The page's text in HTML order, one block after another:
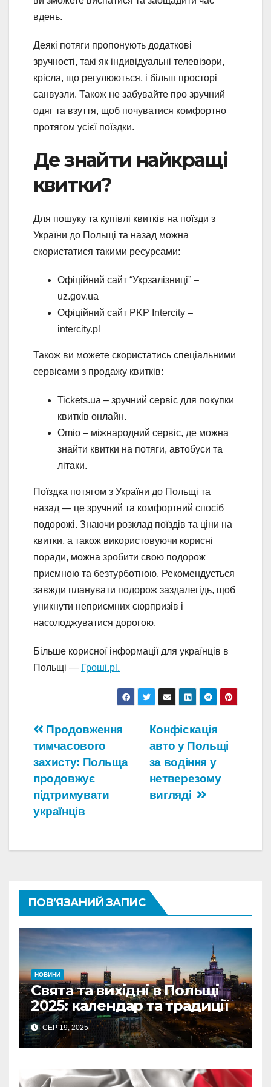
вдень.
Деякі потяги пропонують додаткові
зручності, такі як індивідуальні телевізори,
крісла, що регулюються, і більш просторі
санвузли. Також не забувайте про зручний
одяг та взуття, щоб почуватися комфортно
протягом усієї поїздки.
Де знайти найкращі
квитки?
Для пошуку та купівлі квитків на поїзди з
України до Польщі та назад можна
скористатися такими ресурсами:
Офіційний сайт “Укрзалізниці” –
uz.gov.ua
Офіційний сайт PKP Intercity –
intercity.pl
Також ви можете скористатись спеціальними
сервісами з продажу квитків:
Tickets.ua – зручний сервіс для покупки
квитків онлайн.
Omio – міжнародний сервіс, де можна
знайти квитки на потяги, автобуси та
літаки.
Поїздка потягом з України до Польщі та
назад — це зручний та комфортний спосіб
подорожі. Знаючи розклад поїздів та ціни на
квитки, а також використовуючи корисні
поради, можна зробити свою подорож
приємною та безтурботною. Рекомендується
завжди планувати подорож заздалегідь, щоб
уникнути неприємних сюрпризів і
насолоджуватися дорогою.
Більше корисної інформації для українців в
Польщі — Гроші.pl.
Навігація
записів
Конфіскація
авто у Польщі
за водіння у
нетверезому
вигляді
Продовження
тимчасового
захисту: Польща
продовжує
підтримувати
українців
ПОВ’ЯЗАНИЙ ЗАПИС
НОВИНИ
Свята та вихідні в Польщі
2025: календар та традиції
СЕР 19, 2025